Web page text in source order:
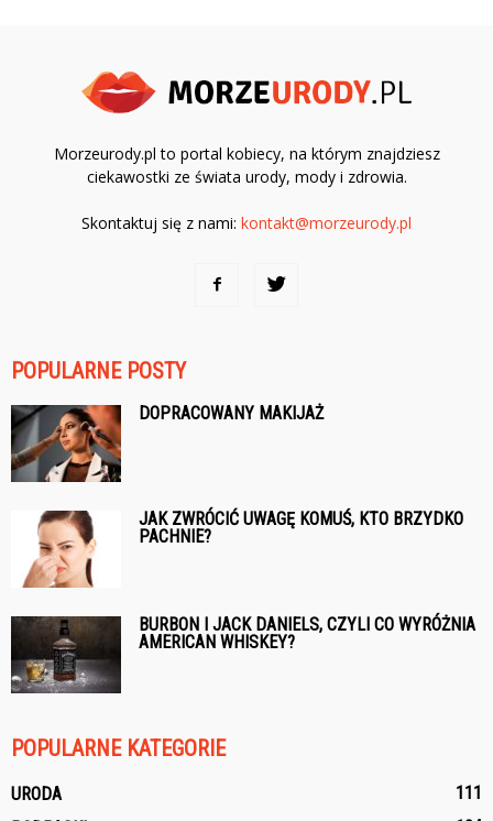
Morzeurody.pl to portal kobiecy, na którym znajdziesz
ciekawostki ze świata urody, mody i zdrowia.
Skontaktuj się z nami: kontakt@morzeurody.pl
POPULARNE POSTY
DOPRACOWANY MAKIJAŻ
JAK ZWRÓCIĆ UWAGĘ KOMUŚ, KTO BRZYDKO
PACHNIE?
BURBON I JACK DANIELS, CZYLI CO WYRÓŻNIA
AMERICAN WHISKEY?
POPULARNE KATEGORIE
URODA
111